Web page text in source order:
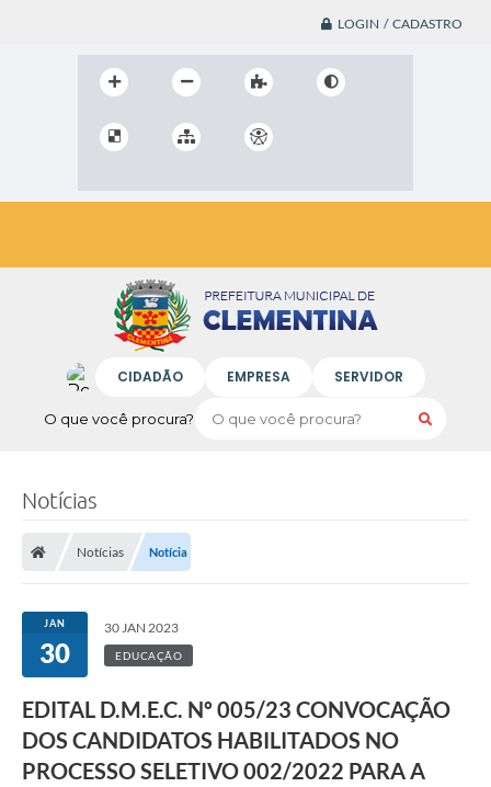
LOGIN / CADASTRO
O que você procura?
CIDADÃO EMPRESA SERVIDOR
Notícias
Notícias Notícia
JAN
30
30 JAN 2023
EDUCAÇÃO
EDITAL D.M.E.C. Nº 005/23 CONVOCAÇÃO
DOS CANDIDATOS HABILITADOS NO
PROCESSO SELETIVO 002/2022 PARA A